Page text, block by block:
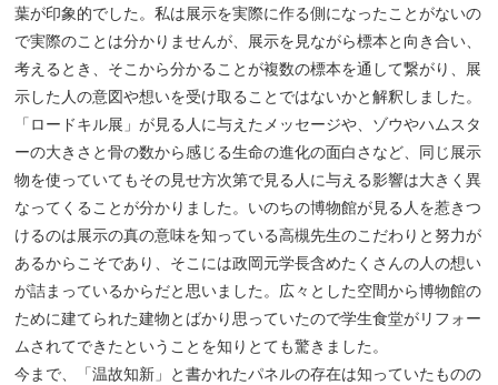
葉が印象的でした。私は展示を実際に作る側になったことがないの
で実際のことは分かりませんが、展示を見ながら標本と向き合い、
考えるとき、そこから分かることが複数の標本を通して繋がり、展
示した人の意図や想いを受け取ることではないかと解釈しました。
「ロードキル展」が見る人に与えたメッセージや、ゾウやハムスタ
ーの大きさと骨の数から感じる生命の進化の面白さなど、同じ展示
物を使っていてもその見せ方次第で見る人に与える影響は大きく異
なってくることが分かりました。いのちの博物館が見る人を惹きつ
けるのは展示の真の意味を知っている高槻先生のこだわりと努力が
あるからこそであり、そこには政岡元学長含めたくさんの人の想い
が詰まっているからだと思いました。広々とした空間から博物館の
ために建てられた建物とばかり思っていたので学生食堂がリフォー
ムされてできたということを知りとても驚きました。
今まで、「温故知新」と書かれたパネルの存在は知っていたものの